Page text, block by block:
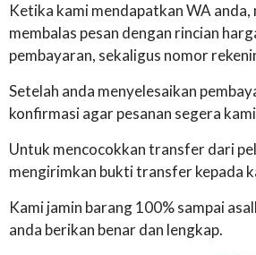
Ketika kami mendapatkan WA anda,
membalas pesan dengan rincian
pembayaran, sekaligus nomor
Setelah anda menyelesaikan
konfirmasi agar pesanan segera
Untuk mencocokkan transfer dari
mengirimkan bukti transfer kepada
Kami jamin barang 100% sampai
anda berikan benar dan lengkap.